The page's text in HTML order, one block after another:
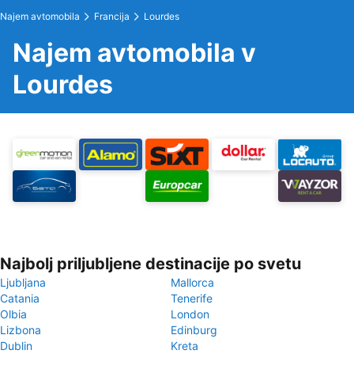
Najem avtomobila Francija Lourdes
Najem avtomobila v
Lourdes
Najbolj priljubljene destinacije po svetu
Ljubljana
Mallorca
Catania
Tenerife
Olbia
London
Lizbona
Edinburg
Dublin
Kreta